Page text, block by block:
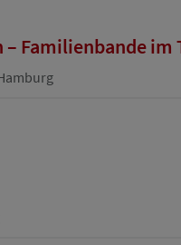
Familienbande im